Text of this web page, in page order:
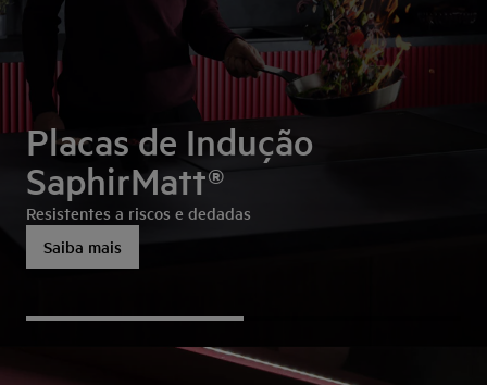
Placas de Indução
SaphirMatt®
Resistentes a riscos e dedadas
Saiba mais